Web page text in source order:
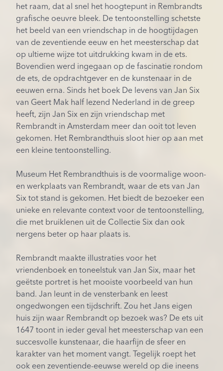
het raam, dat al snel het hoogtepunt in Rembrandts
grafische oeuvre bleek. De tentoonstelling schetste
het beeld van een vriendschap in de hoogtijdagen
van de zeventiende eeuw en het meesterschap dat
op ultieme wijze tot uitdrukking kwam in de ets.
Bovendien werd ingegaan op de fascinatie rondom
de ets, de opdrachtgever en de kunstenaar in de
eeuwen erna. Sinds het boek De levens van Jan Six
van Geert Mak half lezend Nederland in de greep
heeft, zijn Jan Six en zijn vriendschap met
Rembrandt in Amsterdam meer dan ooit tot leven
gekomen. Het Rembrandthuis sloot hier op aan met
een kleine tentoonstelling.
Museum Het Rembrandthuis is de voormalige woon-
en werkplaats van Rembrandt, waar de ets van Jan
Six tot stand is gekomen. Het biedt de bezoeker een
unieke en relevante context voor de tentoonstelling,
die met bruiklenen uit de Collectie Six dan ook
nergens beter op haar plaats is.
Rembrandt maakte illustraties voor het
vriendenboek en toneelstuk van Jan Six, maar het
geëtste portret is het mooiste voorbeeld van hun
band. Jan leunt in de vensterbank en leest
ongedwongen een tijdschrift. Zou het Jans eigen
huis zijn waar Rembrandt op bezoek was? De ets uit
1647 toont in ieder geval het meesterschap van een
succesvolle kunstenaar, die haarfijn de sfeer en
karakter van het moment vangt. Tegelijk roept het
ook een zeventiende-eeuwse wereld op die ineens